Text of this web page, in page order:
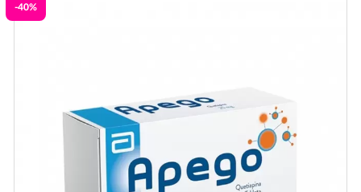
-40%